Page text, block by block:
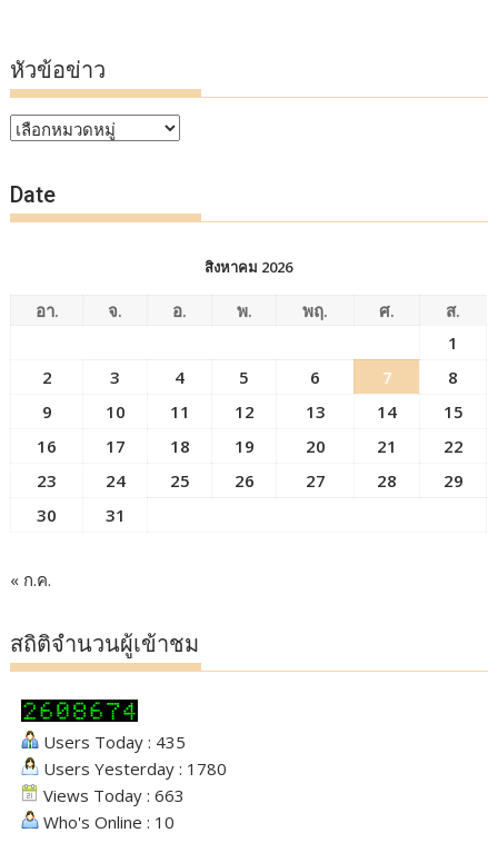
หัวข้อข่าว
หัวข้อ
Date
สิงหาคม 2026
อา. จ. อ. พ. พฤ. ศ.
ส.
1
2
3 4 5 6 7
8
9
10 11 12 13 14
15
16
17 18 19 20 21
22
23
24 25 26 27 28
29
30
31
« ก.ค.
สถิติจำนวนผู้เข้าชม
Users Today : 435
Users Yesterday : 1780
Views Today : 663
Who's Online : 10